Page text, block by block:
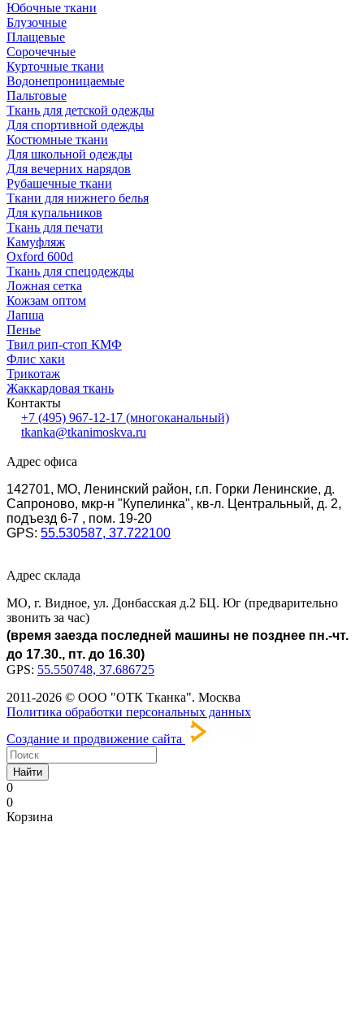
Юбочные ткани
Блузочные
Плащевые
Сорочечные
Курточные ткани
Водонепроницаемые
Пальтовые
Ткань для детской одежды
Для спортивной одежды
Костюмные ткани
Для школьной одежды
Для вечерних нарядов
Рубашечные ткани
Ткани для нижнего белья
Для купальников
Ткань для печати
Камуфляж
Oxford 600d
Ткань для спецодежды
Ложная сетка
Кожзам оптом
Лапша
Пенье
Твил рип-стоп КМФ
Флис хаки
Трикотаж
Жаккардовая ткань
Контакты
+7 (495) 967-12-17 (многоканальный)
tkanka@tkanimoskva.ru
Адрес офиса
142701, МО, Ленинский район, г.п. Горки Ленинские, д.
Сапроново, мкр-н "Купелинка", кв-л. Центральный, д. 2,
подъезд 6-7 , пом. 19-20
GPS: 55.530587, 37.722100
Адрес склада
МО, г. Видное, ул. Донбасская д.2 БЦ. Юг (предварительно
звонить за час)
(время заезда последней машины не позднее пн.-чт.
до 17.30., пт. до 16.30)
GPS: 55.550748, 37.686725
2011-2026 © ООО "ОТК Тканка". Москва
Политика обработки персональных данных
Создание и продвижение сайта
Найти
0
0
Корзина